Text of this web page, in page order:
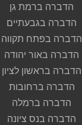
הדברה ברמת גן
הדברה בגבעתיים
הדברה בפתח תקווה
הדברה באור יהודה
הדברה בראשון לציון
הדברה ברחובות
הדברה ברמלה
הדברה בנס ציונה